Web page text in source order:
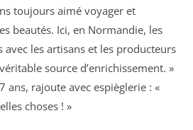
toujours aimé voyager et
beautés. Ici, en Normandie, les
les artisans et les producteurs
source d’enrichissement. »
ans, rajoute avec espièglerie : «
choses ! »